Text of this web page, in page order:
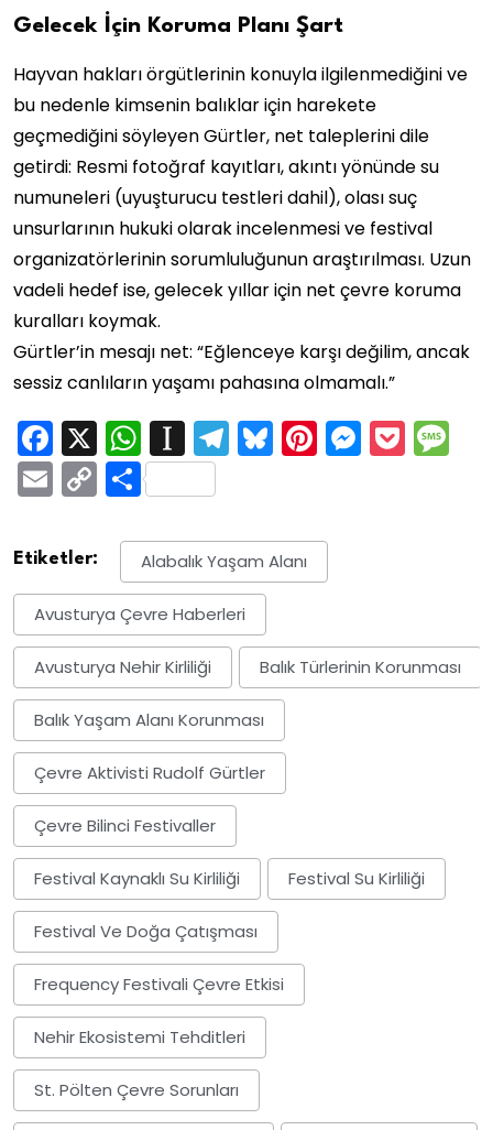
Gelecek İçin Koruma Planı Şart
Hayvan hakları örgütlerinin konuyla ilgilenmediğini ve
bu nedenle kimsenin balıklar için harekete
geçmediğini söyleyen Gürtler, net taleplerini dile
getirdi: Resmi fotoğraf kayıtları, akıntı yönünde su
numuneleri (uyuşturucu testleri dahil), olası suç
unsurlarının hukuki olarak incelenmesi ve festival
organizatörlerinin sorumluluğunun araştırılması. Uzun
vadeli hedef ise, gelecek yıllar için net çevre koruma
kuralları koymak.
Gürtler’in mesajı net: “Eğlenceye karşı değilim, ancak
sessiz canlıların yaşamı pahasına olmamalı.”
Facebook
X WhatsApp
Instapaper
Telegram
Bluesky
Pinterest
EmailCopy
Link
Share
Etiketler: Alabalık Yaşam Alanı
Avusturya Çevre Haberleri
Avusturya Nehir Kirliliği Balık Türlerinin Korunması
Balık Yaşam Alanı Korunması
Çevre Aktivisti Rudolf Gürtler
Çevre Bilinci Festivaller
Festival Kaynaklı Su Kirliliği Festival Su Kirliliği
Festival Ve Doğa Çatışması
Frequency Festivali Çevre Etkisi
Nehir Ekosistemi Tehditleri
St. Pölten Çevre Sorunları